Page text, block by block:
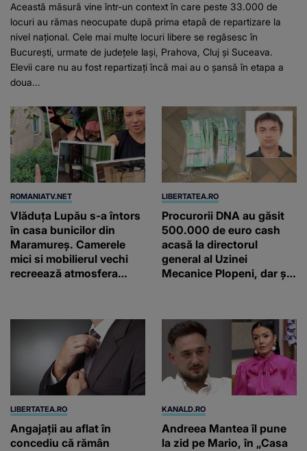
Această măsură vine într-un context în care peste 33.000 de
locuri au rămas neocupate după prima etapă de repartizare la
nivel național. Cele mai multe locuri libere se regăsesc în
București, urmate de județele Iași, Prahova, Cluj și Suceava.
Elevii care nu au fost repartizați încă mai au o șansă în etapa a
doua...
ROMANIATV.NET
Vlăduța Lupău s-a întors
în casa bunicilor din
Maramureș. Camerele
mici si mobilierul vechi
recreează atmosfera
LIBERTATEA.RO
Procurorii DNA au găsit
500.000 de euro cash
acasă la directorul
general al Uzinei
Mecanice Plopeni, dar și
LIBERTATEA.RO
Angajații au aflat în
concediu că rămân
KANALD.RO
Andreea Mantea îl pune
la zid pe Mario, în „Casa